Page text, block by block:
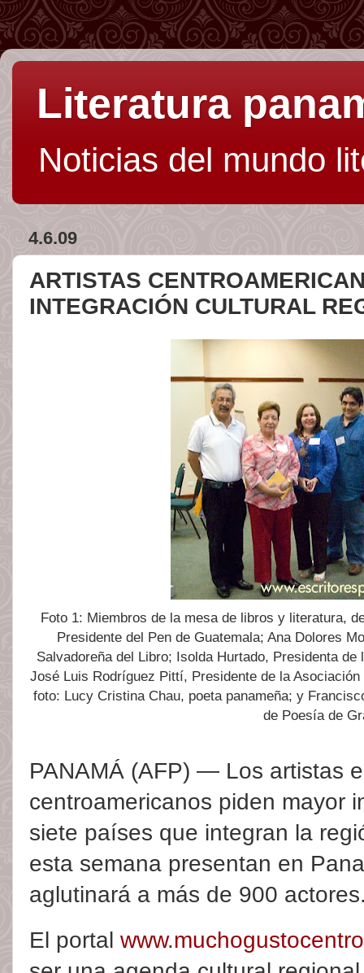
Literatura
Noticias del mundo
4.6.09
ARTISTAS
INTEGRACIÓN CULTURAL
Foto 1: Miembros de la mesa de libros y literatura,
Presidente del Pen de Guatemala; Ana Dolores
Salvadoreña del Libro; Isolda Hurtado, Presidenta
José Luis Rodríguez Pittí, Presidente de la
foto: Lucy Cristina Chau, poeta panameña; y
de Poesía de
PANAMÁ (AFP) — Los artistas
centroamericanos piden mayor
siete países que integran la
esta semana presentan en
aglutinará a más de 900
El portal